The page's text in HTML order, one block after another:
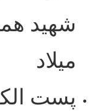
شهید
میلاد
پست